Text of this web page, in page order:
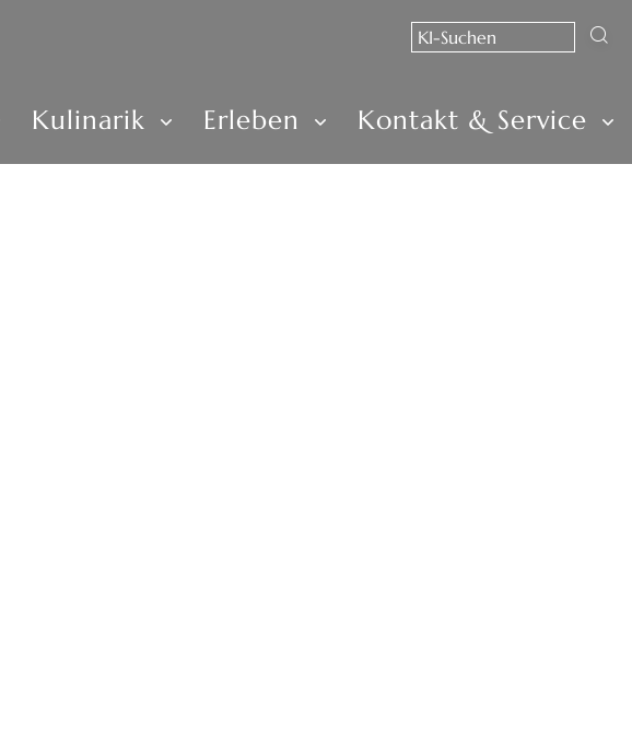
Kulinarik Erleben Kontakt & Service